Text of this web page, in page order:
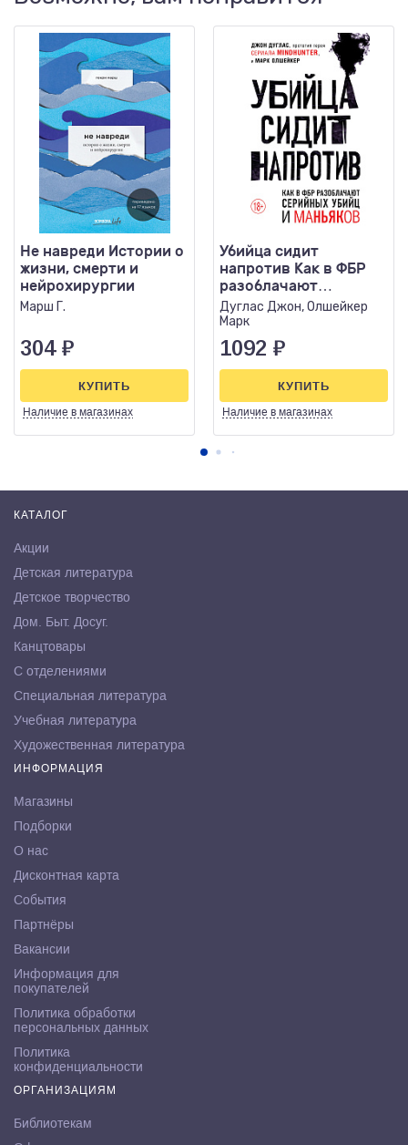
Не навреди Истории о
жизни, смерти и
нейрохирургии
Марш Г.
304 ₽
Наличие в магазинах
КУПИТЬ
Убийца сидит
напротив Как в ФБР
разоблачают
серийных убийц и
маньяков
Дуглас Джон, Олшейкер
Марк
1092 ₽
Наличие в магазинах
КУПИТЬ
КАТАЛОГ
Акции
Детская литература
Детское творчество
Дом. Быт. Досуг.
Канцтовары
С отделениями
Специальная литература
Учебная литература
Художественная литература
ИНФОРМАЦИЯ
Магазины
Подборки
О нас
Дисконтная карта
События
Партнёры
Вакансии
Информация для
покупателей
Политика обработки
персональных данных
Политика
конфиденциальности
ОРГАНИЗАЦИЯМ
Библиотекам